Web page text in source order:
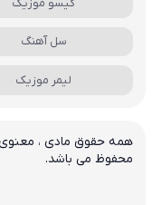
گیسو موزیک
سل آهنگ
لیمر موزیک
همه حقوق مادی ، معنوی
محفوظ می باشد.